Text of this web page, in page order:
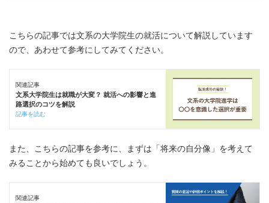
こちらの記事では文系の大学院生の就活について解説しています
ので、あわせて参考にしてみてください。
関連記事
文系大学院生は就職が大変？ 就活への影響と進
路選択のコツを解説
記事を読む
また、こちらの記事を参考に、まずは「将来の自分像」を考えて
みることから始めても良いでしょう。
関連記事